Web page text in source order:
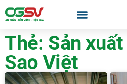
Thẻ: Sản
Sao Việt